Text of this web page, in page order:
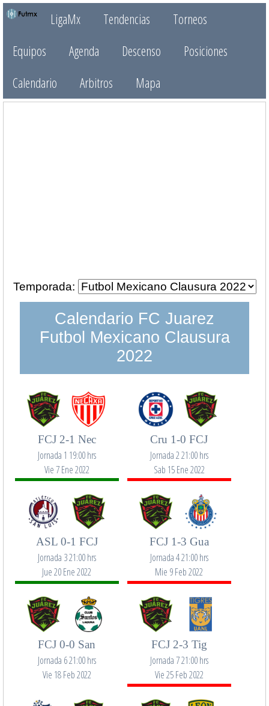
LigaMx Tendencias
Torneos
Equipos
Agenda Descenso
Posiciones
Calendario
Arbitros Mapa
Temporada:
Calendario FC Juarez
Futbol Mexicano Clausura
2022
FCJ 2-1 Nec
Jornada 1 19:00 hrs
Vie 7 Ene 2022
Cru 1-0 FCJ
Jornada 2 21:00 hrs
Sab 15 Ene 2022
ASL 0-1 FCJ
Jornada 3 21:00 hrs
Jue 20 Ene 2022
FCJ 1-3 Gua
Jornada 4 21:00 hrs
Mie 9 Feb 2022
FCJ 0-0 San
Jornada 6 21:00 hrs
Vie 18 Feb 2022
FCJ 2-3 Tig
Jornada 7 21:00 hrs
Vie 25 Feb 2022